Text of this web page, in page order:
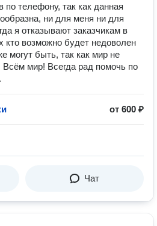
по телефону, так как данная
ни для меня ни для
я отказывают заказчикам в
кто возможно будет недоволен
могут быть, так как мир не
мир! Всегда рад помочь по
от 600 ₽
Чат